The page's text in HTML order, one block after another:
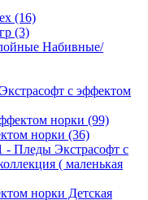
(16)
(3)
Набивные/
с эффектом
норки (99)
норки (36)
- Пледы Экстрасофт с
( маленькая
норки Детская